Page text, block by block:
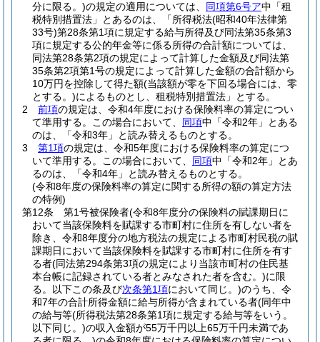
分に限る。)の規定の適用については、 同項第6号ア中「租
税特別措置法」とあるのは、「所得税法(昭和40年法律第
33号)第28条第1項に規定する給与所得及び同法第35条第3
項に規定する公的年金等に係る所得の合計額については、
同法第28条第2項の規定によって計算した金額及び同法第
35条第2項第1号の規定によって計算した金額の合計額から
10万円を控除して得た額(当該額が零を下回る場合には、零
とする。)によるものとし、租税特別措置法」とする。
2
前項の規定は、令和4年度における保険料率の算定につい
て準用する。
この場合において、 同項中「令和2年」とある
のは、「令和3年」と読み替えるものとする。
3
第1項の規定は、令和5年度における保険料率の算定につ
いて準用する。
この場合において、 同項中「令和2年」とあ
るのは、「令和4年」と読み替えるものとする。
(令和8年度の保険料率の算定に関する所得の額の算定方法
の特例)
第12条
第1号被保険者(令和8年度分の保険料の賦課期日に
おいて当該保険料を賦課する市町村に住所を有しない者を
除き、令和8年度分の地方税法の規定による市町村民税の賦
課期日において当該保険料を賦課する市町村に住所を有す
る者(同法第294条第3項の規定により当該市町村の住民基
本台帳に記録されている者とみなされた者を含む。)に限
る。以下この条及び次条第1項において同じ。)のうち、令
和7年の合計所得金額に給与所得が含まれている者(同年中
の給与等(所得税法第28条第1項に規定する給与等をいう。
以下同じ。)の収入金額が55万千円以上65万千円未満であ